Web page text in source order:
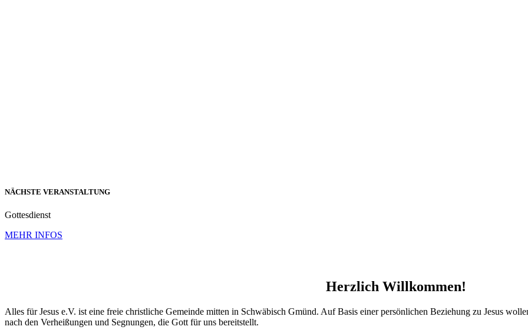
NÄCHSTE VERANSTALTUNG
Gottesdienst
MEHR INFOS
Herzlich Willkommen!
Alles für Jesus e.V. ist eine freie christliche Gemeinde mitten in Schwäbisch Gmünd. Auf Basis einer persönlichen Beziehung zu Jesus
nach den Verheißungen und Segnungen, die Gott für uns bereitstellt.